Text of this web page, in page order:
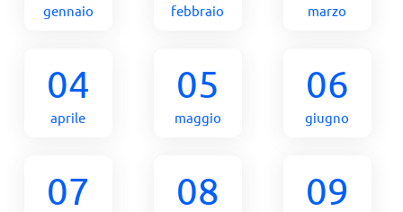
gennaio febbraio marzo
04
aprile
05
maggio
06
giugno
07 08 09